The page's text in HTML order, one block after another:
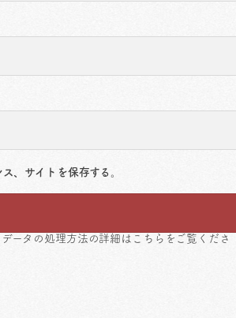
、サイトを保存する。
データの処理方法の詳細はこちらをご覧くださ